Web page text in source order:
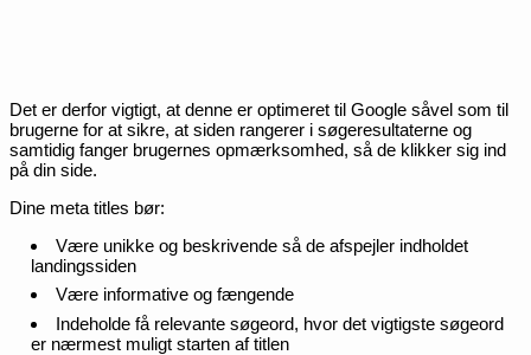
Det er derfor vigtigt, at denne er optimeret til Google såvel som til
brugerne for at sikre, at siden rangerer i søgeresultaterne og
samtidig fanger brugernes opmærksomhed, så de klikker sig ind
på din side.
Dine meta titles bør:
Være unikke og beskrivende så de afspejler indholdet
landingssiden
Være informative og fængende
Indeholde få relevante søgeord, hvor det vigtigste søgeord
er nærmest muligt starten af titlen